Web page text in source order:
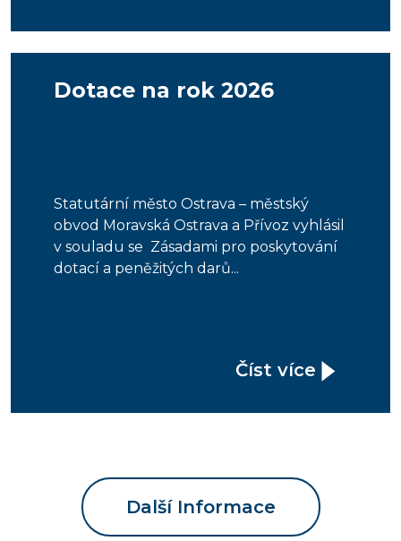
Dotace na rok 2026
Statutární město Ostrava – městský
obvod Moravská Ostrava a Přívoz vyhlásil
v souladu se Zásadami pro poskytování
dotací a peněžitých darů...
Číst více
Další Informace